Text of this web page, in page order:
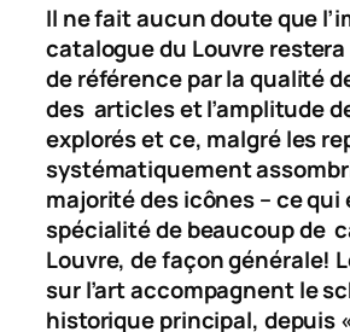
Il ne fait aucun doute que
catalogue du Louvre
de référence par la qualité
des articles et l’amplitude
explorés et ce, malgré les
systématiquement
majorité des icônes – ce
spécialité de beaucoup de
Louvre, de façon générale!
sur l’art accompagnent le
historique principal, depuis